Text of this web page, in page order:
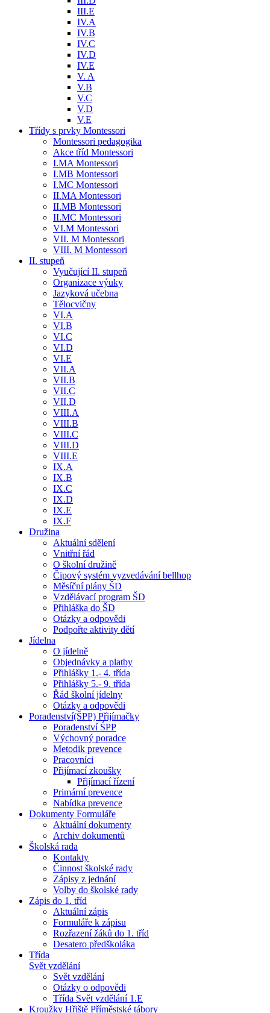
III.E
IV.A
IV.B
IV.C
IV.D
IV.E
V. A
V.B
V.C
V.D
V.E
Třídy s prvky Montessori
Montessori pedagogika
Akce tříd Montessori
I.MA Montessori
I.MB Montessori
I.MC Montessori
II.MA Montessori
II.MB Montessori
II.MC Montessori
VI.M Montessori
VII. M Montessori
VIII. M Montessori
II. stupeň
Vyučující II. stupeň
Organizace výuky
Jazyková učebna
Tělocvičny
VI.A
VI.B
VI.C
VI.D
VI.E
VII.A
VII.B
VII.C
VII.D
VIII.A
VIII.B
VIII.C
VIII.D
VIII.E
IX.A
IX.B
IX.C
IX.D
IX.E
IX.F
Družina
Aktuální sdělení
Vnitřní řád
O školní družině
Čipový systém vyzvedávání bellhop
Měsíční plány ŠD
Vzdělávací program ŠD
Přihláška do ŠD
Otázky a odpovědi
Podpořte aktivity dětí
Jídelna
O jídelně
Objednávky a platby
Přihlášky 1.- 4. třída
Přihlášky 5.- 9. třída
Řád školní jídelny
Otázky a odpovědi
Poradenství(ŠPP) Přijímačky
Poradenství ŚPP
Výchovný poradce
Metodik prevence
Pracovníci
Přijímací zkoušky
Přijímací řízení
Primární prevence
Nabídka prevence
Dokumenty Formuláře
Aktuální dokumenty
Archiv dokumentů
Školská rada
Kontakty
Činnost školské rady
Zápisy z jednání
Volby do školské rady
Zápis do 1. tříd
Aktuální zápis
Formuláře k zápisu
Rozřazení žáků do 1. tříd
Desatero předškoláka
Třída
Svět vzdělání
Svět vzdělání
Otázky o odpovědi
Třída Svět vzdělání 1.E
Kroužky Hřiště Příměstské tábory